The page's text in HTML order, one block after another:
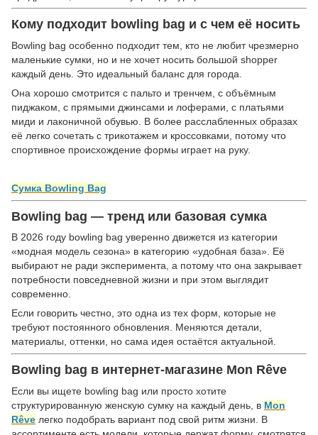
Кому подходит bowling bag и с чем её носить
Bowling bag особенно подходит тем, кто не любит чрезмерно
маленькие сумки, но и не хочет носить большой shopper
каждый день. Это идеальный баланс для города.
Она хорошо смотрится с пальто и тренчем, с объёмным
пиджаком, с прямыми джинсами и лоферами, с платьями
миди и лаконичной обувью. В более расслабленных образах
её легко сочетать с трикотажем и кроссовками, потому что
спортивное происхождение формы играет на руку.
Сумка Bowling Bag
Bowling bag — тренд или базовая сумка
В 2026 году bowling bag уверенно движется из категории
«модная модель сезона» в категорию «удобная база». Её
выбирают не ради эксперимента, а потому что она закрывает
потребности повседневной жизни и при этом выглядит
современно.
Если говорить честно, это одна из тех форм, которые не
требуют постоянного обновления. Меняются детали,
материалы, оттенки, но сама идея остаётся актуальной.
Bowling bag в интернет-магазине Mon Rêve
Если вы ищете bowling bag или просто хотите
структурированную женскую сумку на каждый день, в Mon
Rêve легко подобрать вариант под свой ритм жизни. В